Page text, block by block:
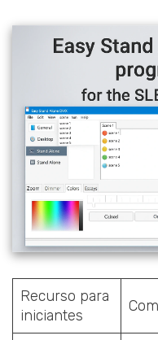
Recurso para
iniciantes